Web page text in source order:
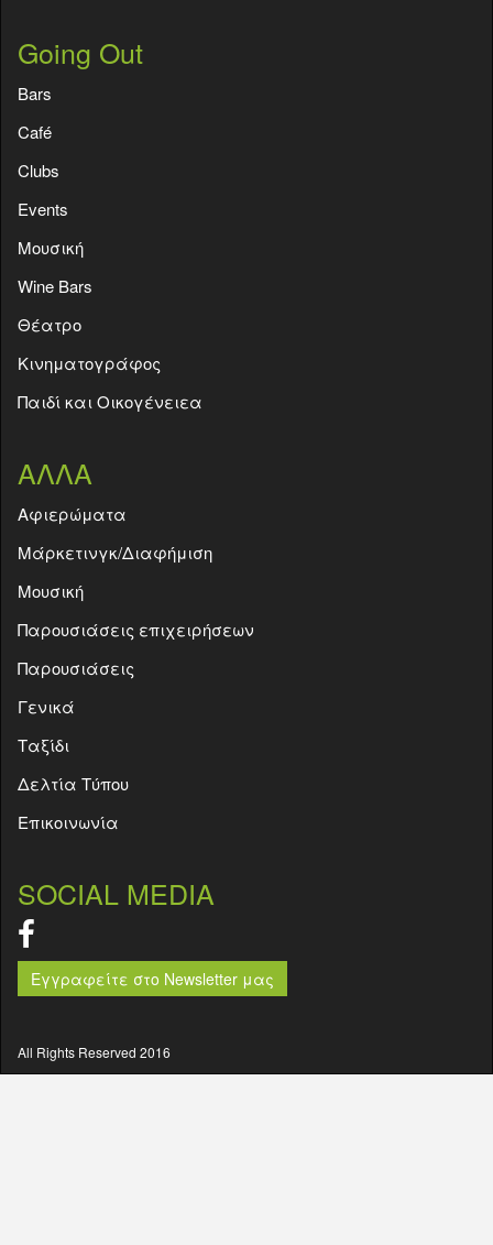
Going Out
Bars
Café
Clubs
Events
Moυσική
Wine Bars
Θέατρο
Κινηματογράφος
Παιδί και Οικογένειεα
ΑΛΛΑ
Aφιερώματα
Μάρκετινγκ/Διαφήμιση
Μουσική
Παρουσιάσεις επιχειρήσεων
Παρουσιάσεις
Γενικά
Ταξίδι
Δελτία Τύπου
Επικοινωνία
SOCIAL MEDIA
Εγγραφείτε στο Newsletter μας
All Rights Reserved 2016